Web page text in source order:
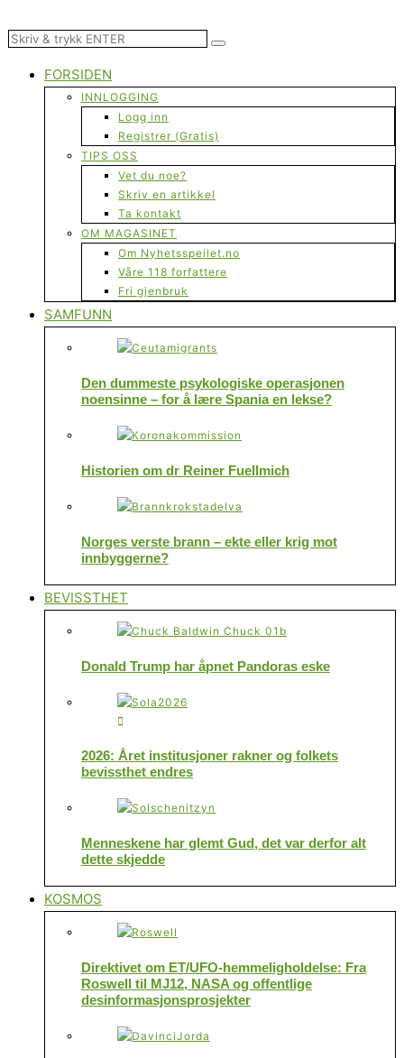
FORSIDEN
INNLOGGING
Logg inn
Registrer (Gratis)
TIPS OSS
Vet du noe?
Skriv en artikkel
Ta kontakt
OM MAGASINET
Om Nyhetsspeilet.no
Våre 118 forfattere
Fri gjenbruk
SAMFUNN
Den dummeste psykologiske operasjonen
noensinne – for å lære Spania en lekse?
Historien om dr Reiner Fuellmich
Norges verste brann – ekte eller krig mot
innbyggerne?
BEVISSTHET
Donald Trump har åpnet Pandoras eske
2026: Året institusjoner rakner og folkets
bevissthet endres
Menneskene har glemt Gud, det var derfor alt
dette skjedde
KOSMOS
Direktivet om ET/UFO-hemmeligholdelse: Fra
Roswell til MJ12, NASA og offentlige
desinformasjonsprosjekter